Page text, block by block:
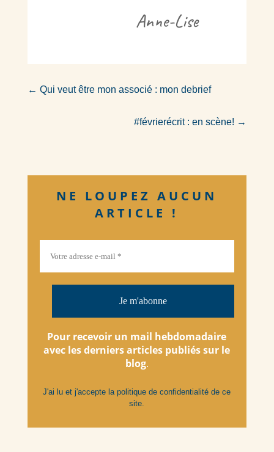
Anne-Lise
← Qui veut être mon associé : mon debrief
#févrierécrit : en scène! →
NE LOUPEZ AUCUN
ARTICLE !
Pour recevoir un mail hebdomadaire
avec les derniers articles publiés sur le
blog.
J'ai lu et j'accepte lapolitique de confidentialité de ce
site.